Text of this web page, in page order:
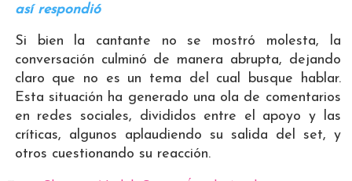
así respondió
Si bien la cantante no se mostró molesta, la
conversación culminó de manera abrupta, dejando
claro que no es un tema del cual busque hablar.
Esta situación ha generado una ola de comentarios
en redes sociales, divididos entre el apoyo y las
críticas, algunos aplaudiendo su salida del set, y
otros cuestionando su reacción.